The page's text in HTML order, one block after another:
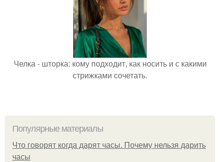
Челка - шторка: кому подходит, как носить и с какими
стрижками сочетать.
Популярные материалы
Что говорят когда дарят часы. Почему нельзя дарить
часы